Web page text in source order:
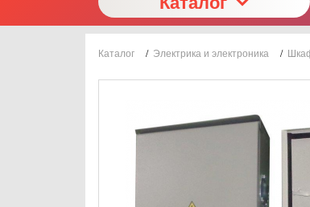
Каталог / Электрика и электроника /